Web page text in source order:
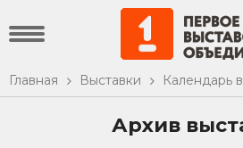
Главная Выставки Календарь
Архив